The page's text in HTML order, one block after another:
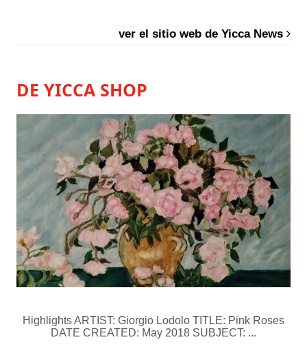
ver el sitio web de Yicca News
DE YICCA SHOP
Highlights ARTIST: Giorgio Lodolo TITLE: Pink Roses
DATE CREATED: May 2018 SUBJECT: ...